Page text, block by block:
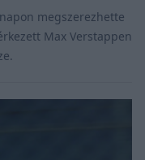
megszerezhette
Max Verstappen